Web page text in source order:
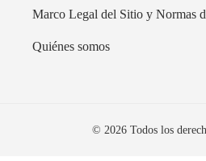
Marco Legal del Sitio y Normas
Quiénes somos
© 2026 Todos los